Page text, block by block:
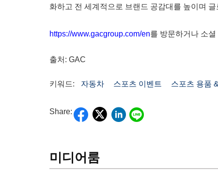
화하고 전 세계적으로 브랜드 공감대를 높이며
https://www.gacgroup.com/en를 방문하거나 소
출처: GAC
키워드: 자동차 스포츠 이벤트 스포츠 용품
Share:
미디어룸